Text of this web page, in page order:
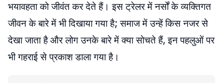
भयावहता को जीवंत कर देते हैं। इस ट्रेलर में नर्सों के व्यक्तिगत
जीवन के बारे में भी दिखाया गया है; समाज में उन्हें किस नजर से
देखा जाता है और लोग उनके बारे में क्या सोचते हैं, इन पहलुओं पर
भी गहराई से प्रकाश डाला गया है।